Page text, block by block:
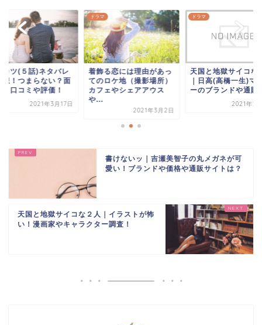
カツ(５話)ネタバレ
想！つまらない？面
？口コミや評価！
2021年3月17日
ドラマ
着飾る恋には理由があっ
てのロケ地（撮影場所）
カフェやシェアアウス
や...
2021年3月2日
ドラマ
天国と地獄サイコな
｜日高(高橋一生)マ
ーのブランドや通販
2021年2
書けないッ｜吉瀬美智子の丸メガネが可
愛い！ブランドや価格や通販サイトは？
天国と地獄サイコな２人｜イラストが怖
い！漫画家やキャラクター調査！